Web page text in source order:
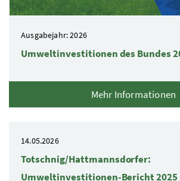
Ausgabejahr: 2026
Umweltinvestitionen des Bundes
Mehr Informationen
14.05.2026
Totschnig/Hattmannsdorfer:
Umweltinvestitionen-Bericht 2025